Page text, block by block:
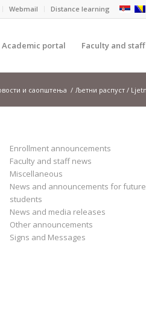
Webmail Distance learning
Academic portal Faculty and staff
и саопштења / Љетни распуст /
Enrollment announcements
Faculty and staff news
Miscellaneous
News and announcements for future
students
News and media releases
Other announcements
Signs and Messages